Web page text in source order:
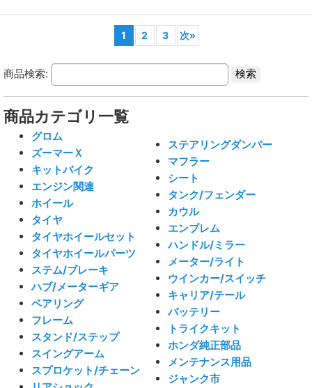
1 2 3 次»
商品検索:
商品カテゴリ一覧
グロム
ズーマーＸ
キットバイク
エンジン関連
ホイール
タイヤ
タイヤホイールセット
タイヤホイールパーツ
ステム/ブレーキ
ハブ/メーターギア
ベアリング
フレーム
スタンド/ステップ
スイングアーム
スプロケット/チェーン
ステアリングダンパー
マフラー
シート
タンク/フェンダー
カウル
エンブレム
ハンドル/ミラー
メーター/ライト
ウインカー/スイッチ
キャリア/テール
バッテリー
トライクキット
ホンダ純正部品
メンテナンス用品
ジャンク市